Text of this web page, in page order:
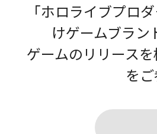
「ホロライブプロ
けゲームブラ
ゲームのリリース
を